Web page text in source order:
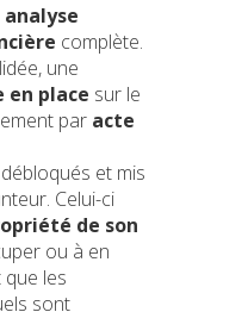
analyse
complète.
une
en place sur le
par acte
et mis
Celui-ci
de son
ou à en
les
sont